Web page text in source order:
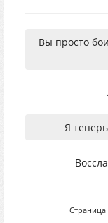
Вы просто
Я
Страница